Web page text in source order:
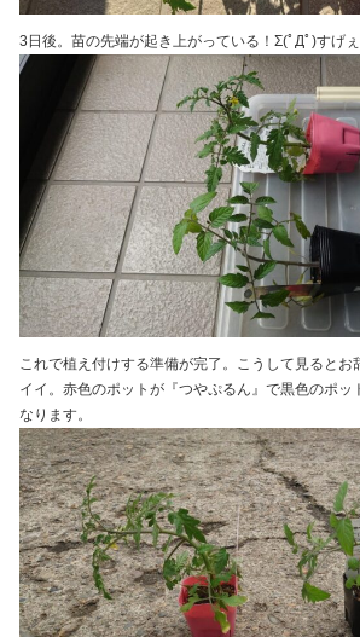
3日後。苗の先端が起き上がっている！Σ(ﾟДﾟ)すげぇ
これで植え付けする準備が完了。こうして見るとお
イイ。赤色のポットが『つやぷるん』で黒色のポッ
なります。